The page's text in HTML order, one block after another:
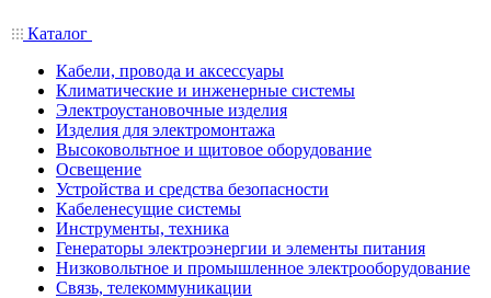
Каталог
Кабели, провода и аксессуары
Климатические и инженерные системы
Электроустановочные изделия
Изделия для электромонтажа
Высоковольтное и щитовое оборудование
Освещение
Устройства и средства безопасности
Кабеленесущие системы
Инструменты, техника
Генераторы электроэнергии и элементы питания
Низковольтное и промышленное электрооборудование
Связь, телекоммуникации